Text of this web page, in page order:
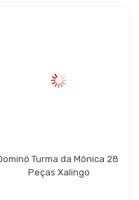
Turma da Mônica 28
Peças Xalingo